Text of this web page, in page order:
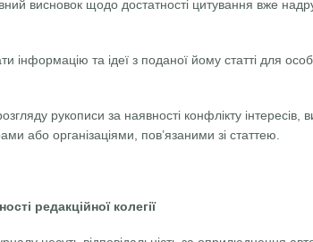
висновок щодо достатності цитування вже
інформацію та ідеї з поданої йому статті для
рукописи за наявності конфлікту інтересів,
або організаціями, пов’язаними зі статтею.
редакційної колегії